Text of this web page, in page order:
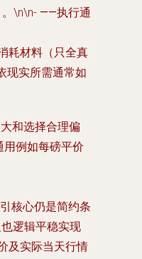
。\n\n- ——执行通
耗材料 （只全真
现实所需通常如
和选择合理偏
例如每磅平价
核心仍是简约条
逻辑平稳实现
及实际当天行情